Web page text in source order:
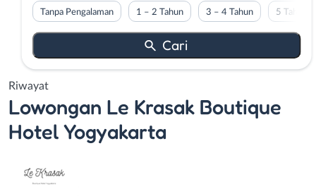
Tanpa Pengalaman 1 – 2 Tahun 3 – 4 Tahun 5 Tahun
Riwayat
Lowongan Le Krasak Boutique
Hotel Yogyakarta